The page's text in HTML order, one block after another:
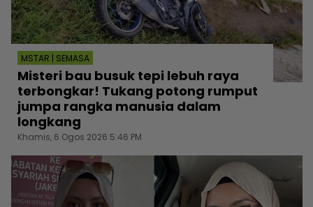
MSTAR | SEMASA
Misteri bau busuk tepi lebuh raya
terbongkar! Tukang potong rumput
jumpa rangka manusia dalam
longkang
Khamis, 6 Ogos 2026 5:46 PM